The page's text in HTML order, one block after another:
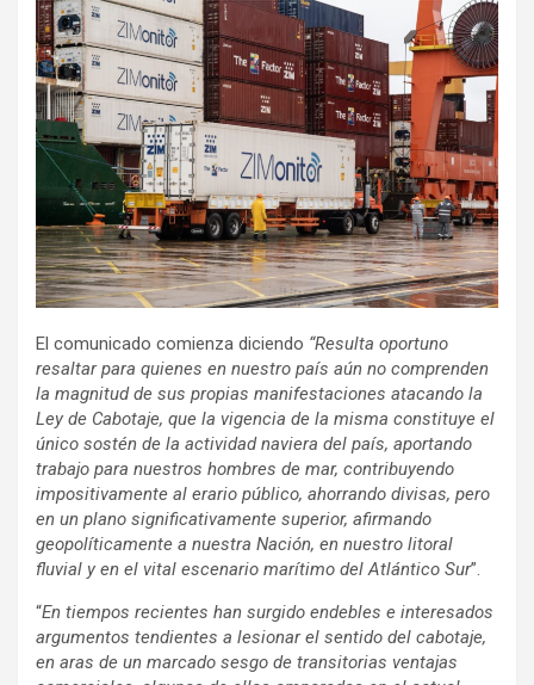
El comunicado comienza diciendo “Resulta oportuno
resaltar para quienes en nuestro país aún no comprenden
la magnitud de sus propias manifestaciones atacando la
Ley de Cabotaje, que la vigencia de la misma constituye el
único sostén de la actividad naviera del país, aportando
trabajo para nuestros hombres de mar, contribuyendo
impositivamente al erario público, ahorrando divisas, pero
en un plano significativamente superior, afirmando
geopolíticamente a nuestra Nación, en nuestro litoral
fluvial y en el vital escenario marítimo del Atlántico Sur”.
“En tiempos recientes han surgido endebles e interesados
argumentos tendientes a lesionar el sentido del cabotaje,
en aras de un marcado sesgo de transitorias ventajas